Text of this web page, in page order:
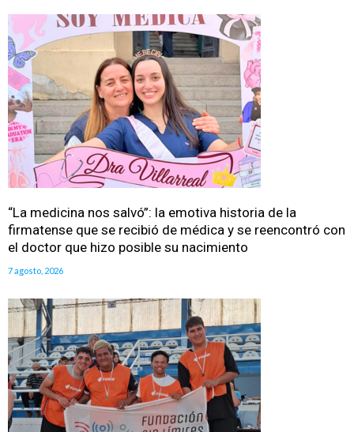
“La medicina nos salvó”: la emotiva historia de la
firmatense que se recibió de médica y se reencontró con
el doctor que hizo posible su nacimiento
7 agosto, 2026